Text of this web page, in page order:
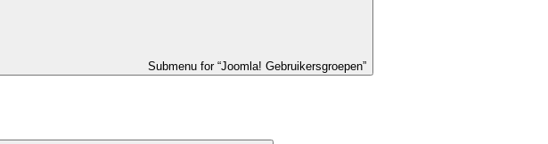
Submenu for “Joomla! Gebruikersgroepen”